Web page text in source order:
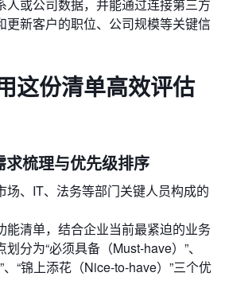
人或公司数据，并能通过连接第三方
更新客户的职位、公司规模等关键信
这份清单高效评估
梳理与优先级排序
场、IT、法务等部门关键人员构成的
能清单，结合企业当前最紧迫的业务
分为“必须具备（Must-have）”、
、“锦上添花（Nice-to-have）”三个优